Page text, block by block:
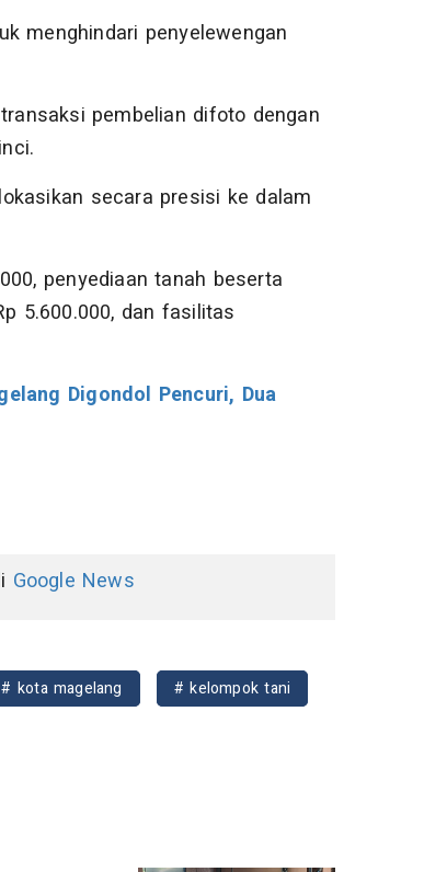
menghindari penyelewengan
pembelian difoto dengan
secara presisi ke dalam
penyediaan tanah beserta
5.600.000, dan fasilitas
Digondol Pencuri, Dua
Google News
# kota magelang
# kelompok tani